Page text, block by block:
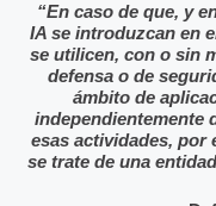
“En caso de que, y
IA se introduzcan en
se utilicen, con o sin
defensa o de
ámbito de
independientemente
esas actividades, por
se trate de una